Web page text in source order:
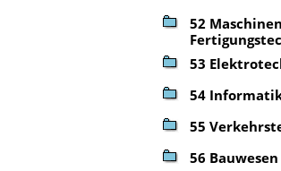
52
53
54
55
56 Bauwesen